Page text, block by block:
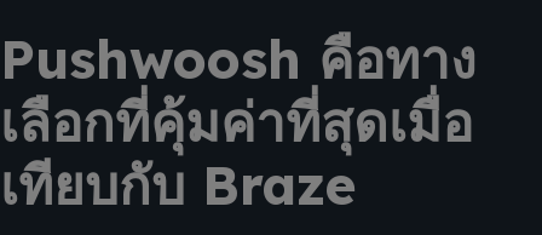
Pushwoosh คือทาง
เลือกที่คุ้มค่าที่สุดเมื่อ
เทียบกับ Braze